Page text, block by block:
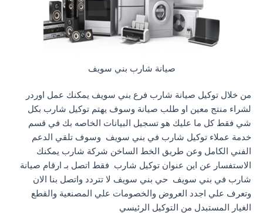
صيانة شارب بني سويف
من خلال توكيل صيانة شارب فرع بني سويف يمكنك عمل اوردر
لشراء منتج معين او طلب صيانة وسوف يهتم توكيل شارب بكل
شي فقط كل ما عليك هو تسجيل البيانات الخاصه بك في قسم
خدمة عملاء توكيل شارب في بني سويف وسوف تلقي الدعم
الفني الكامل وعن طريق الخط الساخن شركة شارب يمكنك
الاستفسار عن اين عنوان توكيل شارب فقط اتصل بـ ارقام صيانة
شارب في بني سويف حي بني سويف لا تتردد واتصل بنا الان
وتعرف علي اجدد العروض والخصومات علي المصنعية والقطع
الغيار المستبدل من التوكيل الرئيسي